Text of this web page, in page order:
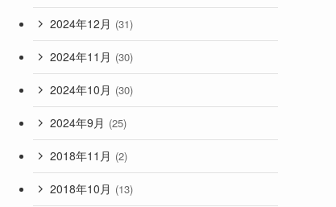
2024年12月 (31)
2024年11月 (30)
2024年10月 (30)
2024年9月 (25)
2018年11月 (2)
2018年10月 (13)